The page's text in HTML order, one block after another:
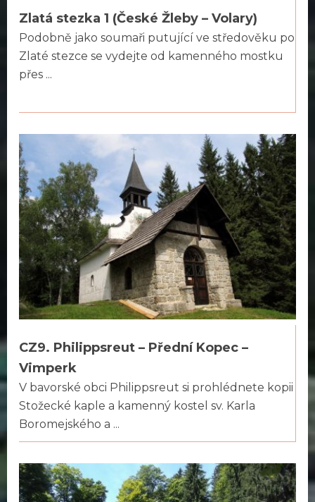
Zlatá stezka 1 (České Žleby – Volary)
Podobně jako soumaři putující ve středověku po
Zlaté stezce se vydejte od kamenného mostku
přes ...
CZ9. Philippsreut – Přední Kopec –
Vimperk
V bavorské obci Philippsreut si prohlédnete kopii
Stožecké kaple a kamenný kostel sv. Karla
Boromejského a ...